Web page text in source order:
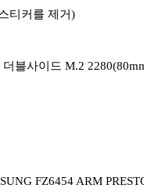
티커를 제거)
더블사이드 M.2
FZ6454 ARM